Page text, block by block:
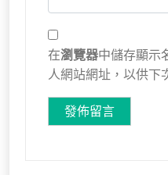
在瀏覽器中儲存顯示
人網站網址，以供下